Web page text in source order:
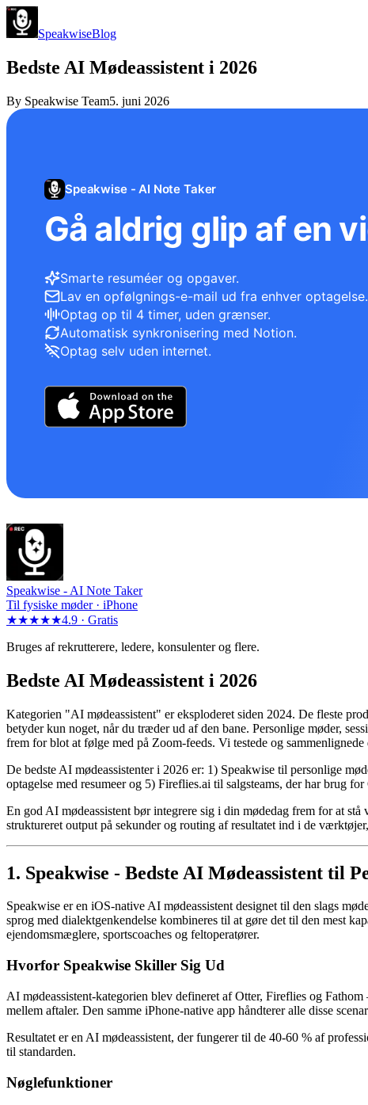
SpeakwiseBlog
Bedste AI Mødeassistent i 2026
By Speakwise Team5. juni 2026
Speakwise - AI Note Taker
Gå aldrig glip af en
Smarte resuméer og opgaver.
Lav en opfølgnings-e-mail ud fra enhver optagelse.
Optag op til 4 timer, uden grænser.
Automatisk synkronisering med Notion.
Optag selv uden internet.
Speakwise - AI Note Taker
Til fysiske møder · iPhone
★★★★★4.9 · Gratis
Bruges af rekrutterere, ledere, konsulenter og flere.
Bedste AI Mødeassistent i 2026
Kategorien "AI mødeassistent" er eksploderet siden 2024. De fleste
betyder kun noget, når du træder ud af den bane. Personlige møder,
frem for blot at følge med på Zoom-feeds. Vi testede og
De bedste AI mødeassistenter i 2026 er: 1) Speakwise til personlige
optagelse med resumeer og 5) Fireflies.ai til salgsteams, der har brug
En god AI mødeassistent bør integrere sig i din mødedag frem for at
struktureret output på sekunder og routing af resultatet ind i de
1. Speakwise - Bedste AI Mødeassistent til
Speakwise er en iOS-native AI mødeassistent designet til den slags
sprog med dialektgenkendelse kombineres til at gøre det til den mest
ejendomsmæglere, sportscoaches og feltoperatører.
Hvorfor Speakwise Skiller Sig Ud
AI mødeassistent-kategorien blev defineret af Otter, Fireflies og
mellem aftaler. Den samme iPhone-native app håndterer alle disse
Resultatet er en AI mødeassistent, der fungerer til de 40-60 % af
til standarden.
Nøglefunktioner